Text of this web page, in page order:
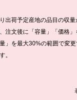
出荷予定産地の品目の収量
注文後に「容量」「価格
」を最大30%の範囲で変
。